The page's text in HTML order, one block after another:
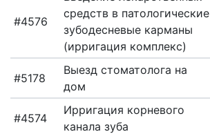
УЛЬТРАЗВУКОВАЯ
ФУНКЦИОНАЛЬНАЯ
#4576
средств в патологические
зубодесневые карманы
(ирригация комплекс)
#5178
Выезд стоматолога на
дом
#4574
Ирригация корневого
канала зуба